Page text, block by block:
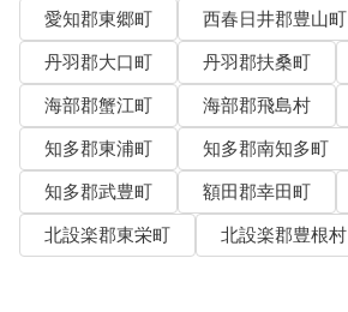
愛知郡東郷町
西春日井郡豊山町
丹羽郡大口町
丹羽郡扶桑町
海部郡蟹江町
海部郡飛島村
知多郡東浦町
知多郡南知多町
知多郡武豊町
額田郡幸田町
北設楽郡東栄町
北設楽郡豊根村